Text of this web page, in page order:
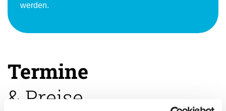
werden.
Termine
& Preise